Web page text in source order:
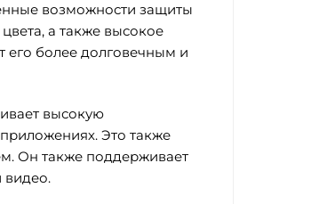
возможности защиты
а также высокое
его более долговечным и
высокую
Это также
Он также поддерживает
видео.